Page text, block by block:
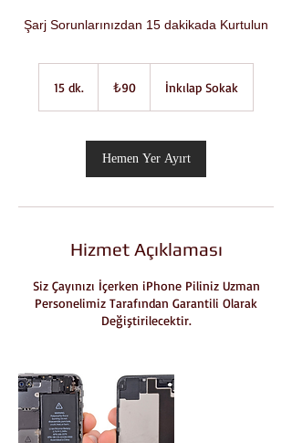
Şarj Sorunlarınızdan 15 dakikada Kurtulun
15 dk.
k
Türk
lirası₺90 İnkılap Sokak
Hemen Yer Ayırt
Hizmet Açıklaması
Siz Çayınızı İçerken iPhone Piliniz Uzman
Personelimiz Tarafından Garantili Olarak
Değiştirilecektir.